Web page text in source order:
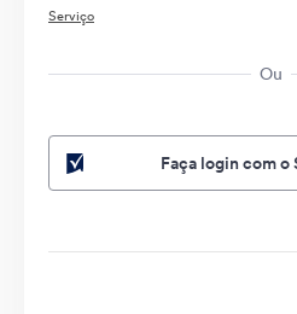
Serviço
Ou
Faça login com o